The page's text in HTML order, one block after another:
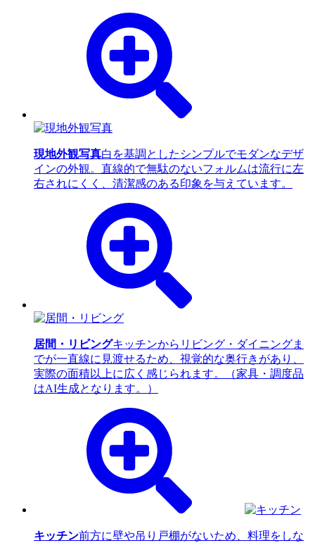
現地外観写真白を基調としたシンプルでモダンなデザ
インの外観。直線的で無駄のないフォルムは流行に左
右されにくく、清潔感のある印象を与えています。
居間・リビングキッチンからリビング・ダイニングま
でが一直線に見渡せるため、視覚的な奥行きがあり、
実際の面積以上に広く感じられます。（家具・調度品
はAI生成となります。）
キッチン前方に壁や吊り戸棚がないため、料理をしな